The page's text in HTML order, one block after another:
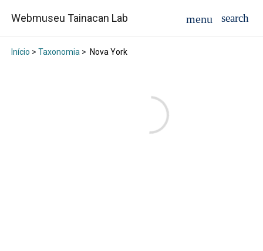
Webmuseu Tainacan Lab
Início > Taxonomia> Nova York